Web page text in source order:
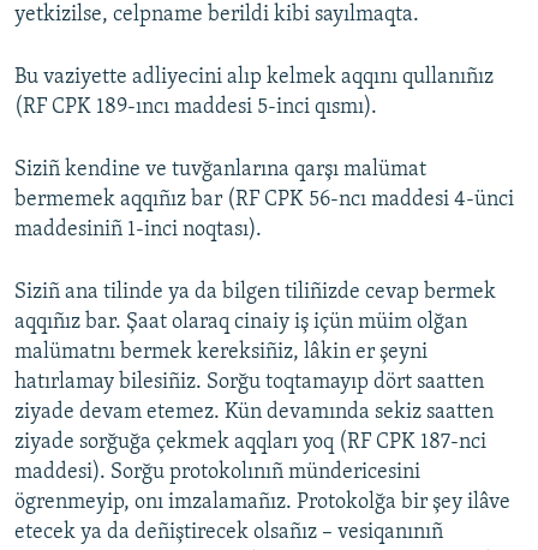
yetkizilse, celpname berildi kibi sayılmaqta.
Bu vaziyette adliyecini alıp kelmek aqqını qullanıñız
(RF CPK 189-ıncı maddesi 5-inci qısmı).
Siziñ kendine ve tuvğanlarına qarşı malümat
bermemek aqqıñız bar (RF CPK 56-ncı maddesi 4-ünci
maddesiniñ 1-inci noqtası).
Siziñ ana tilinde ya da bilgen tiliñizde cevap bermek
aqqıñız bar. Şaat olaraq cinaiy iş içün müim olğan
malümatnı bermek kereksiñiz, lâkin er şeyni
hatırlamay bilesiñiz. Sorğu toqtamayıp dört saatten
ziyade devam etemez. Kün devamında sekiz saatten
ziyade sorğuğa çekmek aqqları yoq (RF CPK 187-nci
maddesi). Sorğu protokolınıñ mündericesini
ögrenmeyip, onı imzalamañız. Protokolğa bir şey ilâve
etecek ya da deñiştirecek olsañız – vesiqanınıñ